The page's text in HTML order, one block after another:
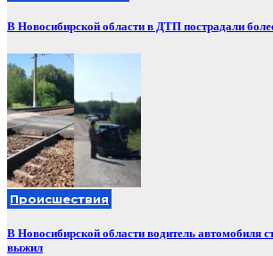
В Новосибирской области в ДТП пострадали
Происшествия
В Новосибирской области водитель автомобиля
выжил